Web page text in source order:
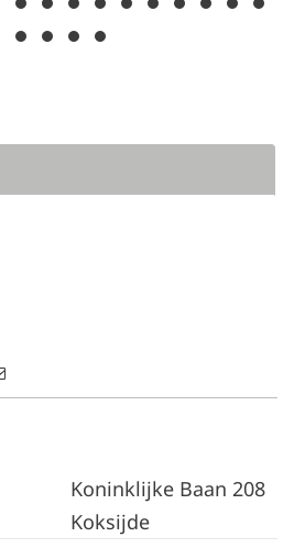
Koninklijke Baan 208
Koksijde